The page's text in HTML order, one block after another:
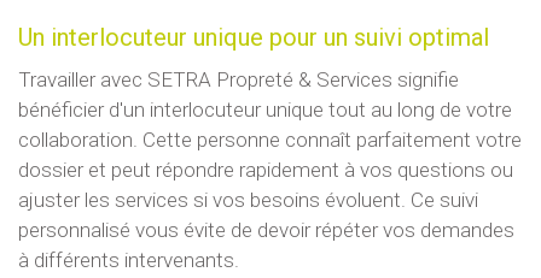
Un interlocuteur unique pour un suivi optimal
Travailler avec SETRA Propreté & Services signifie
bénéficier d'un interlocuteur unique tout au long de votre
collaboration. Cette personne connaît parfaitement votre
dossier et peut répondre rapidement à vos questions ou
ajuster les services si vos besoins évoluent. Ce suivi
personnalisé vous évite de devoir répéter vos demandes
à différents intervenants.